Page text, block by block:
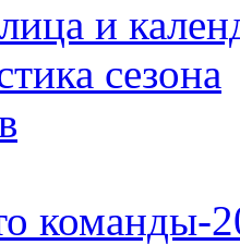
и
сезона
команды-